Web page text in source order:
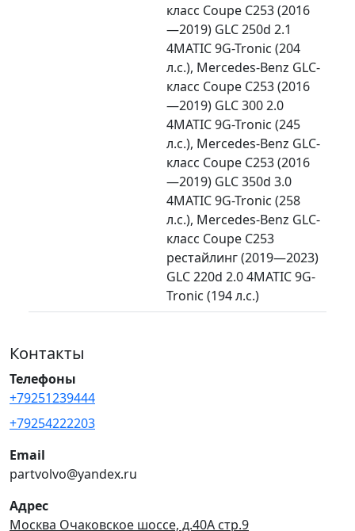
класс Coupe C253 (2016
—2019) GLC 250d 2.1
4MATIC 9G-Tronic (204
л.с.), Mercedes-Benz GLC-
класс Coupe C253 (2016
—2019) GLC 300 2.0
4MATIC 9G-Tronic (245
л.с.), Mercedes-Benz GLC-
класс Coupe C253 (2016
—2019) GLC 350d 3.0
4MATIC 9G-Tronic (258
л.с.), Mercedes-Benz GLC-
класс Coupe C253
рестайлинг (2019—2023)
GLC 220d 2.0 4MATIC 9G-
Tronic (194 л.с.)
Контакты
Телефоны
+79251239444
+79254222203
Email
partvolvo@yandex.ru
Адрес
Москва Очаковское шоссе, д.40А стр.9